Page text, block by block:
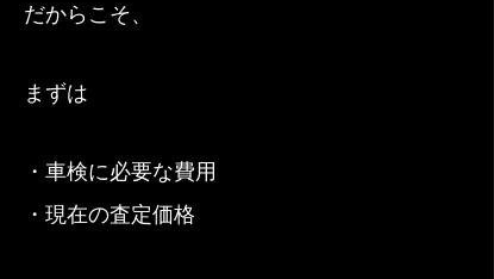
だからこそ、
まずは
・車検に必要な費用
・現在の査定価格